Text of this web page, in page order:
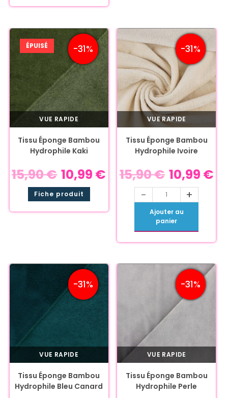
-31%
ÉPUISÉ
VUE RAPIDE
Tissu Éponge Bambou
Hydrophile Kaki
15,90€ 10,99 €
Fiche produit
-31%
VUE RAPIDE
Tissu Éponge Bambou
Hydrophile Ivoire
15,90€ 10,99 €
- +
Ajouter au
panier
-31%
VUE RAPIDE
Tissu Éponge Bambou
Hydrophile Bleu Canard
-31%
VUE RAPIDE
Tissu Éponge Bambou
Hydrophile Perle